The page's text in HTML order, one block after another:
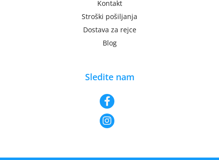
Kontakt
Stroški pošiljanja
Dostava za rejce
Blog
Sledite nam